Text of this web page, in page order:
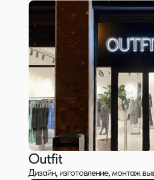
Outfit
Дизайн, изготовление, монтаж